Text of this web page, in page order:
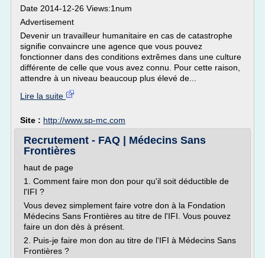
Date 2014-12-26 Views:1num
Advertisement
Devenir un travailleur humanitaire en cas de catastrophe
signifie convaincre une agence que vous pouvez
fonctionner dans des conditions extrêmes dans une culture
différente de celle que vous avez connu. Pour cette raison,
attendre à un niveau beaucoup plus élevé de...
Lire la suite
Site : http://www.sp-mc.com
Recrutement - FAQ | Médecins Sans
Frontières
haut de page
1. Comment faire mon don pour qu'il soit déductible de
l'IFI ?
Vous devez simplement faire votre don à la Fondation
Médecins Sans Frontières au titre de l'IFI. Vous pouvez
faire un don dès à présent.
2. Puis-je faire mon don au titre de l'IFI à Médecins Sans
Frontières ?